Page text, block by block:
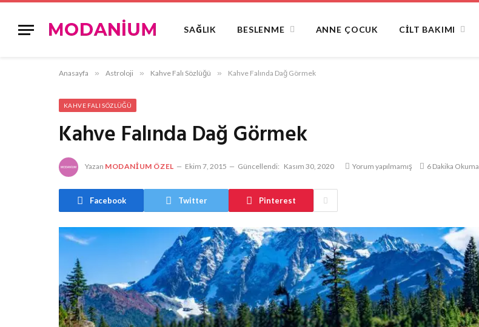
SAĞLIK BESLENME ANNE ÇOCUK CILT BAKIMI
Anasayfa » Astroloji » Kahve Falı Sözlüğü » Kahve Falında Dağ Görmek
KAHVE FALI SÖZLÜĞÜ
Kahve Falında Dağ Görmek
Yazan MODANIUM ÖZEL Ekim 7, 2015 Güncellendi: Kasım 30, 2020 Yorum yapılmamış 6 Dakika Okuma
Facebook Twitter Pinterest